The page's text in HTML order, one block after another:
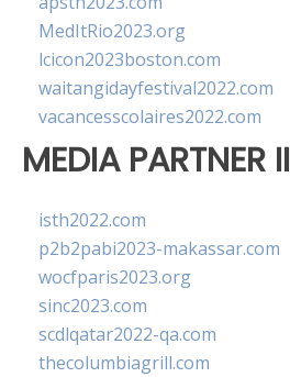
MedItRio2023.org
lcicon2023boston.com
waitangidayfestival2022.com
vacancesscolaires2022.com
MEDIA PARTNER II
isth2022.com
p2b2pabi2023-makassar.com
wocfparis2023.org
sinc2023.com
scdlqatar2022-qa.com
thecolumbiagrill.com